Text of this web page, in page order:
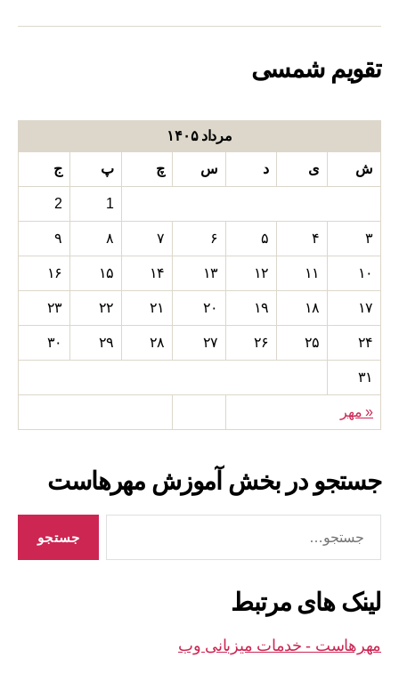
تقویم شمسی
مرداد ۱۴۰۵
ش ی د س چ پ ج
« مهر
1
2
۳ ۴ ۵ ۶ ۷ ۸ ۹
۱۰ ۱۱ ۱۲ ۱۳ ۱۴ ۱۵ ۱۶
۱۷ ۱۸ ۱۹ ۲۰ ۲۱ ۲۲ ۲۳
۲۴ ۲۵ ۲۶ ۲۷ ۲۸ ۲۹ ۳۰
۳۱
جستجو در بخش آموزش مهرهاست
لینک های مرتبط
مهرهاست - خدمات میزبانی وب